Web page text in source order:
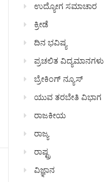
ಉದ್ಯೋಗ ಸಮಾಚಾರ
ಕ್ರೀಡೆ
ದಿನ ಭವಿಷ್ಯ
ಪ್ರಚಲಿತ ವಿದ್ಯಮಾನಗಳು
ಬ್ರೇಕಿಂಗ್ ನ್ಯೂಸ್
ಯುವ ತರಬೇತಿ ವಿಭಾಗ
ರಾಜಕೀಯ
ರಾಜ್ಯ
ರಾಷ್ಟ್ರ
ವಿಜ್ಞಾನ